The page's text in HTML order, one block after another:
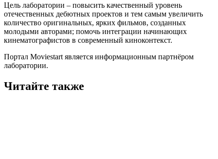
Цель лаборатории – повысить качественный уровень
отечественных дебютных проектов и тем самым увеличить
количество оригинальных, ярких фильмов, созданных
молодыми авторами; помочь интеграции начинающих
кинематографистов в современный киноконтекст.
Портал Moviestart является информационным партнёром
лаборатории.
Читайте также